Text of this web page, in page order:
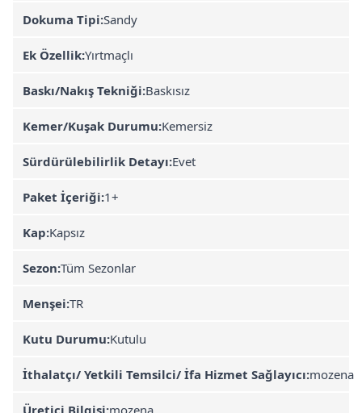
Dokuma Tipi:Sandy
Ek Özellik:Yırtmaçlı
Baskı/Nakış Tekniği:Baskısız
Kemer/Kuşak Durumu:Kemersiz
Sürdürülebilirlik Detayı:Evet
Paket İçeriği:1+
Kap:Kapsız
Sezon:Tüm Sezonlar
Menşei:TR
Kutu Durumu:Kutulu
İthalatçı/ Yetkili Temsilci/ İfa Hizmet Sağlayıcı:mozena
Üretici Bilgisi:mozena